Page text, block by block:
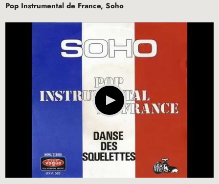
Pop Instrumental de France, Soho